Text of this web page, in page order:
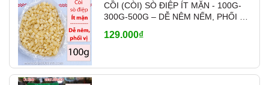
CỒI (CÒI) SÒ ĐIỆP ÍT MẶN - 100G-
300G-500G – DỄ NÊM NẾM, PHỐI VỊ
129.000₫